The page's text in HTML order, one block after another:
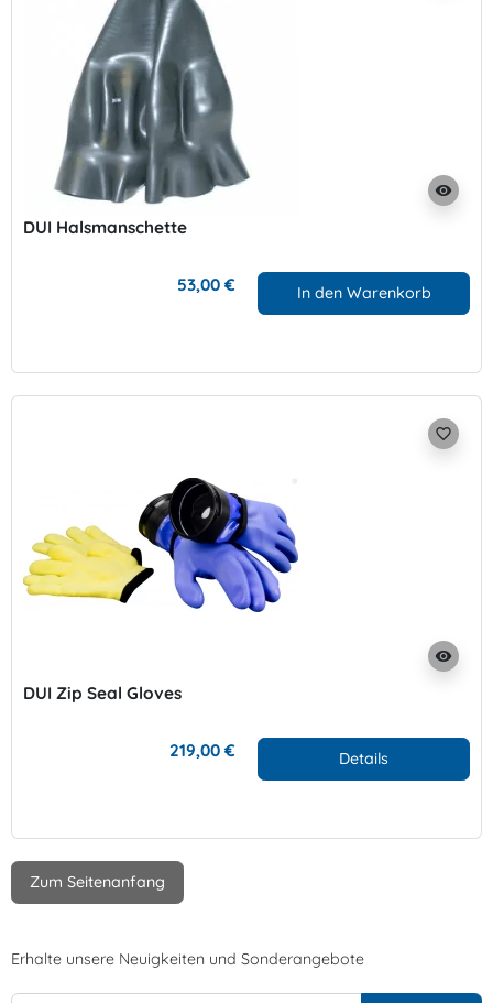
visibility
DUI Halsmanschette
53,00 € In den Warenkorb
visibility
favorite_border
DUI Zip Seal Gloves
219,00 € Details
Zum Seitenanfang
Erhalte unsere Neuigkeiten und Sonderangebote